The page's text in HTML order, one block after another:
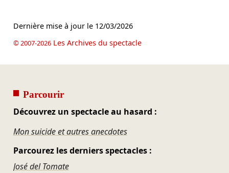
Dernière mise à jour le 12/03/2026
© 2007-2026Les Archives du spectacle
Parcourir
Découvrez un spectacle au hasard :
Mon suicide et autres anecdotes
Parcourez les derniers spectacles :
José del Tomate